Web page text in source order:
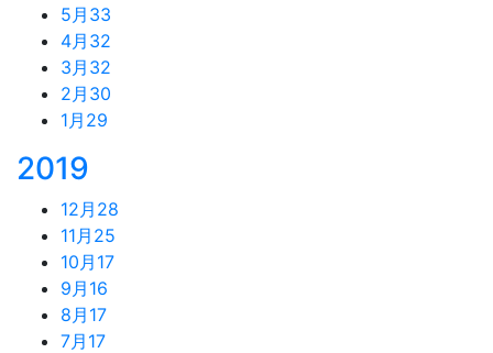
5月 33
4月 32
3月 32
2月 30
1月 29
2019
12月 28
11月 25
10月 17
9月 16
8月 17
7月 17